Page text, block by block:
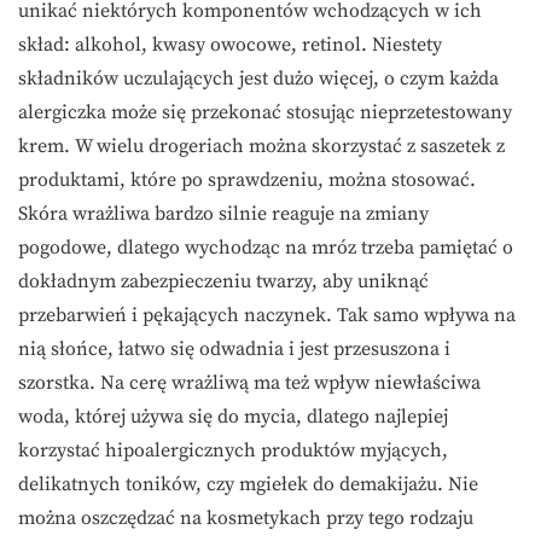
unikać niektórych komponentów wchodzących w ich
skład: alkohol, kwasy owocowe, retinol. Niestety
składników uczulających jest dużo więcej, o czym każda
alergiczka może się przekonać stosując nieprzetestowany
krem. W wielu drogeriach można skorzystać z saszetek z
produktami, które po sprawdzeniu, można stosować.
Skóra wrażliwa bardzo silnie reaguje na zmiany
pogodowe, dlatego wychodząc na mróz trzeba pamiętać o
dokładnym zabezpieczeniu twarzy, aby uniknąć
przebarwień i pękających naczynek. Tak samo wpływa na
nią słońce, łatwo się odwadnia i jest przesuszona i
szorstka. Na cerę wrażliwą ma też wpływ niewłaściwa
woda, której używa się do mycia, dlatego najlepiej
korzystać hipoalergicznych produktów myjących,
delikatnych toników, czy mgiełek do demakijażu. Nie
można oszczędzać na kosmetykach przy tego rodzaju